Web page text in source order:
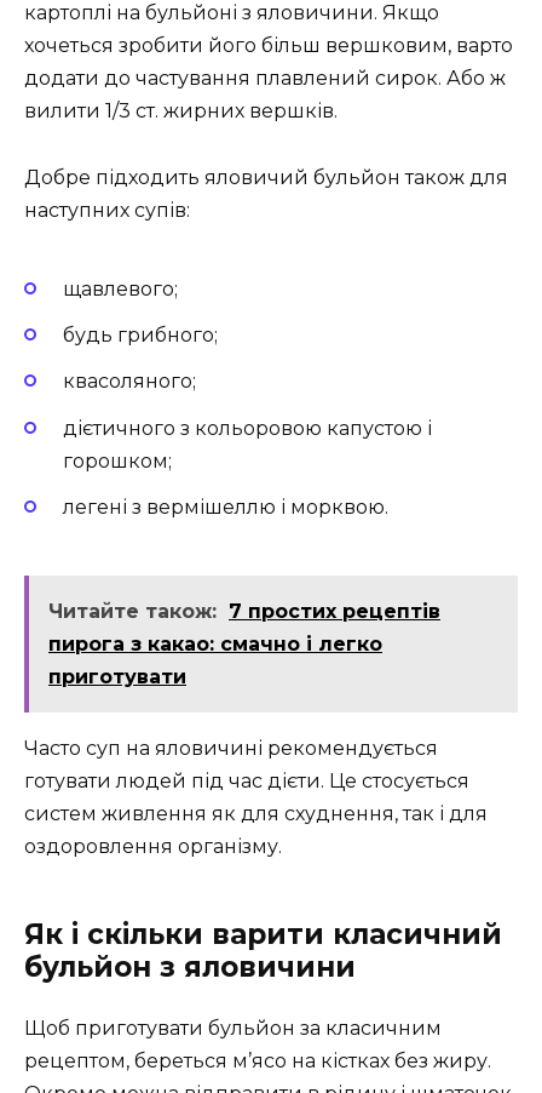
картоплі на бульйоні з яловичини. Якщо
хочеться зробити його більш вершковим, варто
додати до частування плавлений сирок. Або ж
вилити 1/3 ст. жирних вершків.
Добре підходить яловичий бульйон також для
наступних супів:
щавлевого;
будь грибного;
квасоляного;
дієтичного з кольоровою капустою і
горошком;
легені з вермішеллю і морквою.
Читайте також: 7 простих рецептів
пирога з какао: смачно і легко
приготувати
Часто суп на яловичині рекомендується
готувати людей під час дієти. Це стосується
систем живлення як для схуднення, так і для
оздоровлення організму.
Як і скільки варити класичний
бульйон з яловичини
Щоб приготувати бульйон за класичним
рецептом, береться м’ясо на кістках без жиру.